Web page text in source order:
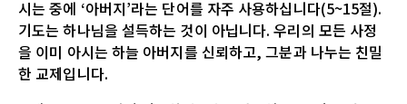
시는 중에 ‘아버지’라는 단어를 자주 사용하십니다(5~15절).
기도는 하나님을 설득하는 것이 아닙니다. 우리의 모든 사정
을 이미 아시는 하늘 아버지를 신뢰하고, 그분과 나누는 친밀
한 교제입니다.